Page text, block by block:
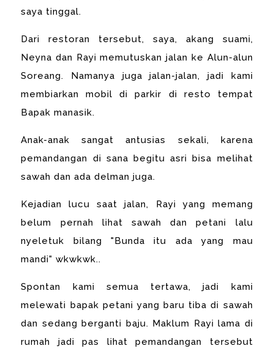
saya tinggal.
Dari restoran tersebut, saya, akang suami,
Neyna dan Rayi memutuskan jalan ke Alun-alun
Soreang. Namanya juga jalan-jalan, jadi kami
membiarkan mobil di parkir di resto tempat
Bapak manasik.
Anak-anak sangat antusias sekali, karena
pemandangan di sana begitu asri bisa melihat
sawah dan ada delman juga.
Kejadian lucu saat jalan, Rayi yang memang
belum pernah lihat sawah dan petani lalu
nyeletuk bilang "Bunda itu ada yang mau
mandi" wkwkwk..
Spontan kami semua tertawa, jadi kami
melewati bapak petani yang baru tiba di sawah
dan sedang berganti baju. Maklum Rayi lama di
rumah jadi pas lihat pemandangan tersebut